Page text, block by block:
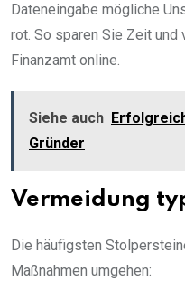
Dateneingabe mögliche
rot. So sparen Sie Zeit und
Finanzamt online.
Siehe auch
Gründer
Vermeidung
Die häufigsten
Maßnahmen umgehen: